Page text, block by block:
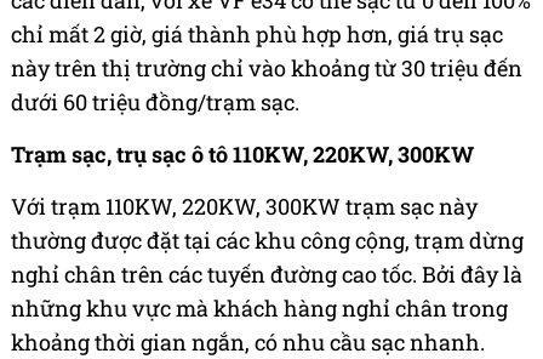
chỉ mất 2 giờ, giá thành phù hợp hơn, giá trụ sạc
này trên thị trường chỉ vào khoảng từ 30 triệu đến
dưới 60 triệu đồng/trạm sạc.
Trạm sạc, trụ sạc ô tô 110KW, 220KW, 300KW
Với trạm 110KW, 220KW, 300KW trạm sạc này
thường được đặt tại các khu công cộng, trạm dừng
nghỉ chân trên các tuyến đường cao tốc. Bởi đây là
những khu vực mà khách hàng nghỉ chân trong
khoảng thời gian ngắn, có nhu cầu sạc nhanh.